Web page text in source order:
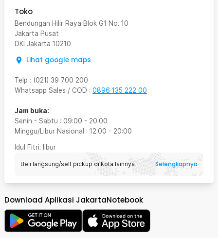
Toko
Bendungan Hilir Raya Blok G1 No. 10
Jakarta Pusat
DKI Jakarta 10210
Lihat google maps
Telp : (021) 39 700 200
Whatsapp Sales / COD : 0896 135 222 00
Jam buka:
Senin - Sabtu : 09:00 - 20:00
Minggu/Libur Nasional : 12:00 - 20:00
Idul Fitri: libur
Beli langsung/self pickup di kota lainnya Selengkapnya
Download Aplikasi JakartaNotebook